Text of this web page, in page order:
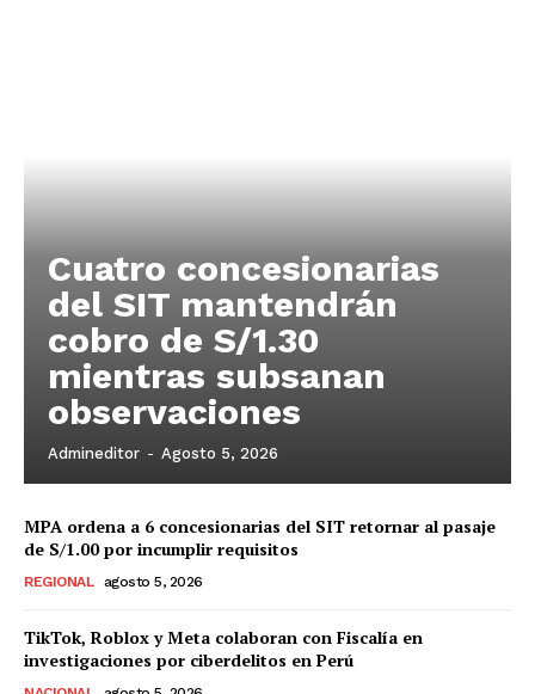
Cuatro concesionarias
del SIT mantendrán
cobro de S/1.30
mientras subsanan
observaciones
Admineditor - Agosto 5, 2026
MPA ordena a 6 concesionarias del SIT retornar al pasaje
de S/1.00 por incumplir requisitos
REGIONAL agosto 5, 2026
TikTok, Roblox y Meta colaboran con Fiscalía en
investigaciones por ciberdelitos en Perú